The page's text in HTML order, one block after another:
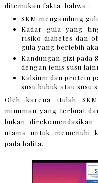
ditemukan fakta bahwa :
SKM mengandung
Kadar gula yang
risiko diabetes dan
gula yang berlebih
Kandungan gizi pada
dengan jenis susu
Kalsium dan protein
susu bubuk atau susu
Oleh karena itulah
minuman yang terbuat
bukan
utama untuk memenuhi
pada balita.